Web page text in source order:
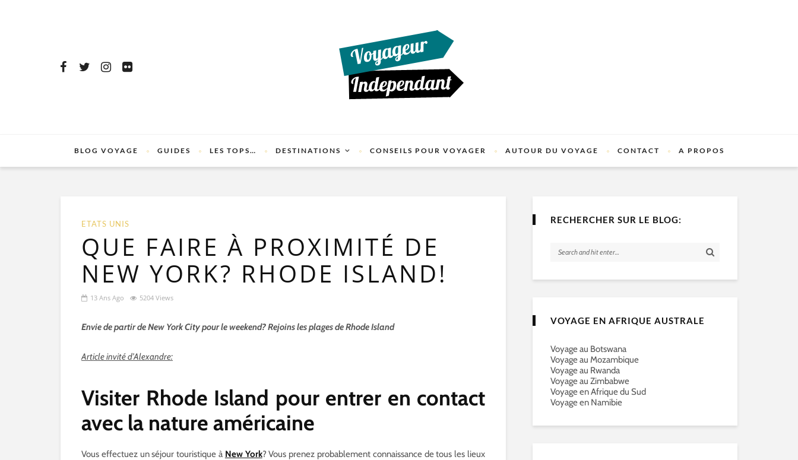
BLOG VOYAGE GUIDES LES TOPS… DESTINATIONS CONSEILS POUR VOYAGER AUTOUR DU VOYAGE CONTACT A PROPOS
ETATS UNIS
QUE FAIRE À PROXIMITÉ DE
NEW YORK? RHODE ISLAND!
13 Ans Ago 5204 Views
Envie de partir de New York City pour le weekend? Rejoins les plages de Rhode Island
Article invité d’Alexandre:
Visiter Rhode Island pour entrer en contact
avec la nature américaine
Vous effectuez un séjour touristique à New York? Vous prenez probablement connaissance de tous les lieux
RECHERCHER SUR LE BLOG:
VOYAGE EN AFRIQUE AUSTRALE
Voyage au Botswana
Voyage au Mozambique
Voyage au Rwanda
Voyage au Zimbabwe
Voyage en Afrique du Sud
Voyage en Namibie